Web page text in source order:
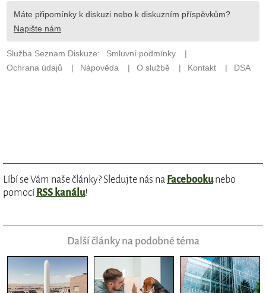
Líbí se Vám naše články? Sledujte nás na Facebookunebo
pomocíRSS kanálu!
Další články na podobné téma